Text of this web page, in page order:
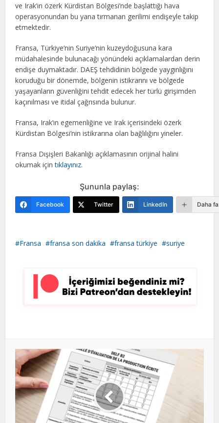
ve Irak’ın özerk Kürdistan Bölgesi’nde başlattığı hava
operasyonundan bu yana tırmanan gerilimi endişeyle takip
etmektedir.
Fransa, Türkiye’nin Suriye’nin kuzeydoğusuna kara
müdahalesinde bulunacağı yönündeki açıklamalardan derin
endişe duymaktadır. DAEŞ tehdidinin bölgede yaygınlığını
koruduğu bir dönemde, bölgenin istikrarını ve bölgede
yaşayanların güvenliğini tehdit edecek her türlü girişimden
kaçınılması ve itidal çağrısında bulunur.
Fransa, Irak’ın egemenliğine ve Irak içerisindeki özerk
Kürdistan Bölgesi’nin istikrarına olan bağlılığını yineler.
Fransa Dışişleri Bakanlığı açıklamasının orijinal halini
okumak içintıklayınız.
Şununla paylaş:
Facebook Twitter LinkedIn Daha
Fransa fransa son dakika fransa türkiye suriye